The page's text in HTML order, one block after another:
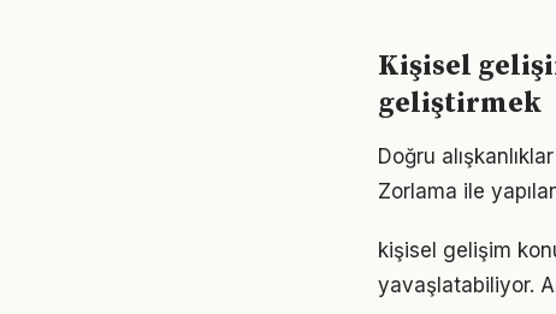
Kişisel
geliştirmek
Doğru
Zorlama ile
kişisel gelişim
yavaşlatabiliyor.